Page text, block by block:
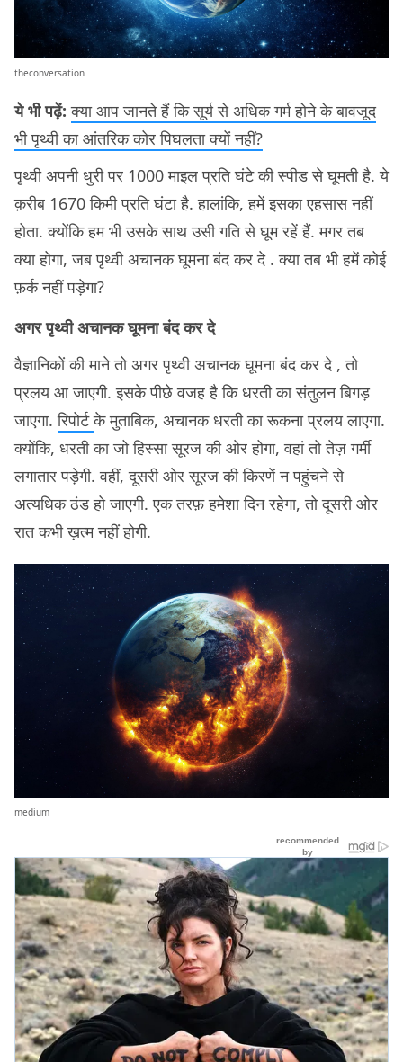
theconversation
ये भी पढ़ें:क्या आप जानते हैं कि सूर्य से अधिक गर्म होने के बावजूद
भी पृथ्वी का आंतरिक कोर पिघलता क्यों नहीं?
पृथ्वी अपनी धुरी पर 1000 माइल प्रति घंटे की स्पीड से घूमती है. ये
क़रीब 1670 किमी प्रति घंटा है. हालांकि, हमें इसका एहसास नहीं
होता. क्योंकि हम भी उसके साथ उसी गति से घूम रहें हैं. मगर तब
क्या होगा, जब पृथ्वी अचानक घूमना बंद कर दे . क्या तब भी हमें कोई
फ़र्क नहीं पड़ेगा?
अगर पृथ्वी अचानक घूमना बंद कर दे
वैज्ञानिकों की माने तो अगर पृथ्वी अचानक घूमना बंद कर दे , तो
प्रलय आ जाएगी. इसके पीछे वजह है कि धरती का संतुलन बिगड़
जाएगा.रिपोर्टके मुताबिक, अचानक धरती का रूकना प्रलय लाएगा.
क्योंकि, धरती का जो हिस्सा सूरज की ओर होगा, वहां तो तेज़ गर्मी
लगातार पड़ेगी. वहीं, दूसरी ओर सूरज की किरणें न पहुंचने से
अत्यधिक ठंड हो जाएगी. एक तरफ़ हमेशा दिन रहेगा, तो दूसरी ओर
रात कभी ख़त्म नहीं होगी.
medium